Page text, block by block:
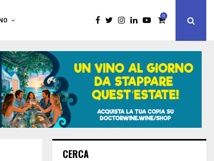
0
CERCA